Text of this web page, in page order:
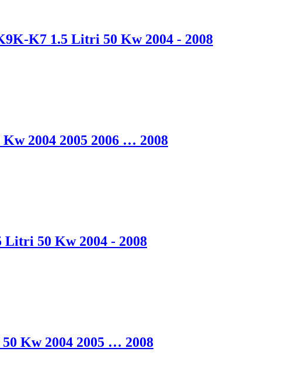
K7 1.5 Litri 50 Kw 2004 - 2008
2004 2005 2006 … 2008
Litri 50 Kw 2004 - 2008
Kw 2004 2005 … 2008